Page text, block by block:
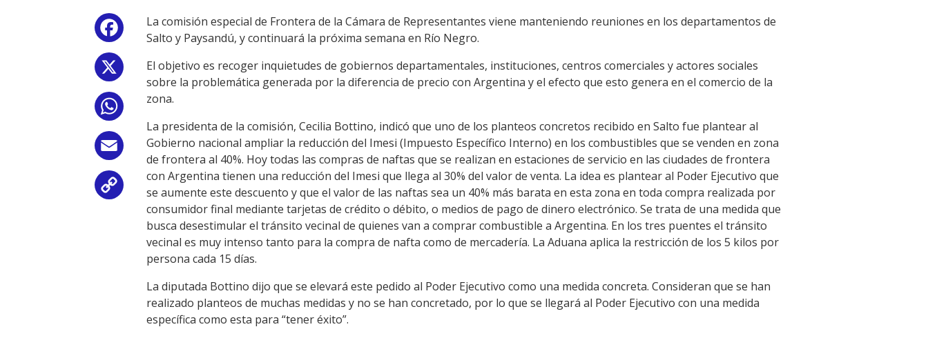
Facebook
Email
Copy
Link
La comisión especial de Frontera de la Cámara de Representantes viene manteniendo reuniones en los departamentos de
Salto y Paysandú, y continuará la próxima semana en Río Negro.
El objetivo es recoger inquietudes de gobiernos departamentales, instituciones, centros comerciales y actores sociales
sobre la problemática generada por la diferencia de precio con Argentina y el efecto que esto genera en el comercio de la
zona.
La presidenta de la comisión, Cecilia Bottino, indicó que uno de los planteos concretos recibido en Salto fue plantear al
Gobierno nacional ampliar la reducción del Imesi (Impuesto Específico Interno) en los combustibles que se venden en zona
de frontera al 40%. Hoy todas las compras de naftas que se realizan en estaciones de servicio en las ciudades de frontera
con Argentina tienen una reducción del Imesi que llega al 30% del valor de venta. La idea es plantear al Poder Ejecutivo que
se aumente este descuento y que el valor de las naftas sea un 40% más barata en esta zona en toda compra realizada por
consumidor final mediante tarjetas de crédito o débito, o medios de pago de dinero electrónico. Se trata de una medida que
busca desestimular el tránsito vecinal de quienes van a comprar combustible a Argentina. En los tres puentes el tránsito
vecinal es muy intenso tanto para la compra de nafta como de mercadería. La Aduana aplica la restricción de los 5 kilos por
persona cada 15 días.
La diputada Bottino dijo que se elevará este pedido al Poder Ejecutivo como una medida concreta. Consideran que se han
realizado planteos de muchas medidas y no se han concretado, por lo que se llegará al Poder Ejecutivo con una medida
específica como esta para “tener éxito”.